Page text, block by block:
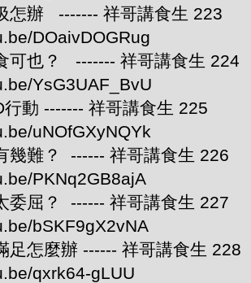
怎辦 ------- 祥哥講食生 223
DOaivDOGRug
可也？ ------- 祥哥講食生 224
YsG3UAF_BvU
動 ------- 祥哥講食生 225
uNOfGXyNQYk
幾難？ ------ 祥哥講食生 226
PKNq2GB8ajA
委屈？ ------ 祥哥講食生 227
bSKF9gX2vNA
足怎麼辦 ------ 祥哥講食生 228
qxrk64-gLUU